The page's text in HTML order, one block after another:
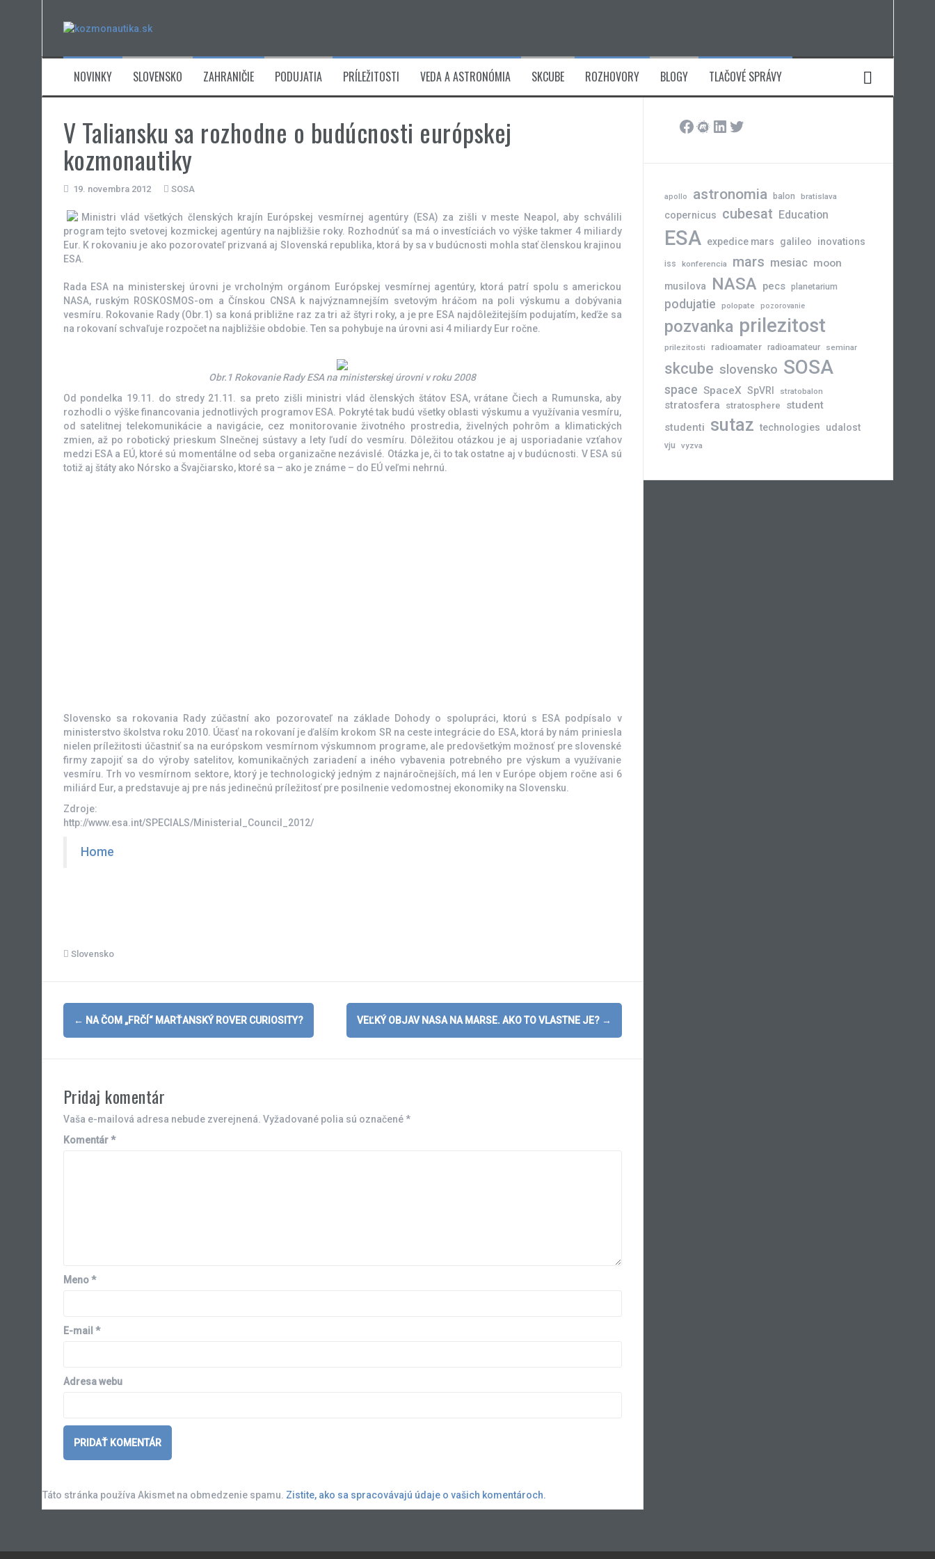
NOVINKY SLOVENSKO ZAHRANIČIE PODUJATIA PRÍLEŽITOSTI VEDA A ASTRONÓMIA SKCUBE ROZHOVORY BLOGY TLAČOVÉ SPRÁVY
V Taliansku sa rozhodne o budúcnosti európskej
kozmonautiky
19. novembra 2012 SOSA
Ministri vlád všetkých členských krajín Európskej vesmírnej agentúry (ESA) za zišli v meste Neapol, aby schválili
program tejto svetovej kozmickej agentúry na najbližšie roky. Rozhodnúť sa má o investíciách vo výške takmer 4 miliardy
Eur. K rokovaniu je ako pozorovateľ prizvaná aj Slovenská republika, ktorá by sa v budúcnosti mohla stať členskou krajinou
ESA.
Rada ESA na ministerskej úrovni je vrcholným orgánom Európskej vesmírnej agentúry, ktorá patrí spolu s americkou
NASA, ruským ROSKOSMOS-om a Čínskou CNSA k najvýznamnejším svetovým hráčom na poli výskumu a dobývania
vesmíru. Rokovanie Rady (Obr.1) sa koná približne raz za tri až štyri roky, a je pre ESA najdôležitejším podujatím, keďže sa
na rokovaní schvaľuje rozpočet na najbližšie obdobie. Ten sa pohybuje na úrovni asi 4 miliardy Eur ročne.
Obr.1 Rokovanie Rady ESA na ministerskej úrovni v roku 2008
Od pondelka 19.11. do stredy 21.11. sa preto zišli ministri vlád členských štátov ESA, vrátane Čiech a Rumunska, aby
rozhodli o výške financovania jednotlivých programov ESA. Pokryté tak budú všetky oblasti výskumu a využívania vesmíru,
od satelitnej telekomunikácie a navigácie, cez monitorovanie životného prostredia, živelných pohrôm a klimatických
zmien, až po robotický prieskum Slnečnej sústavy a lety ľudí do vesmíru. Dôležitou otázkou je aj usporiadanie vzťahov
medzi ESA a EÚ, ktoré sú momentálne od seba organizačne nezávislé. Otázka je, či to tak ostatne aj v budúcnosti. V ESA sú
totiž aj štáty ako Nórsko a Švajčiarsko, ktoré sa – ako je známe – do EÚ veľmi nehrnú.
Slovensko sa rokovania Rady zúčastní ako pozorovateľ na základe Dohody o spolupráci, ktorú s ESA podpísalo v
ministerstvo školstva roku 2010. Účasť na rokovaní je ďalším krokom SR na ceste integrácie do ESA, ktorá by nám priniesla
nielen príležitosti účastniť sa na európskom vesmírnom výskumnom programe, ale predovšetkým možnosť pre slovenské
firmy zapojiť sa do výroby satelitov, komunikačných zariadení a iného vybavenia potrebného pre výskum a využívanie
vesmíru. Trh vo vesmírnom sektore, ktorý je technologický jedným z najnáročnejších, má len v Európe objem ročne asi 6
miliárd Eur, a predstavuje aj pre nás jedinečnú príležitosť pre posilnenie vedomostnej ekonomiky na Slovensku.
Zdroje:
http://www.esa.int/SPECIALS/Ministerial_Council_2012/
Home
Slovensko
Post
navigation
← NA ČOM „FRČÍ“ MARŤANSKÝ ROVER CURIOSITY? VEĽKÝ OBJAV NASA NA MARSE. AKO TO VLASTNE JE? →
Pridaj komentár
Vaša e-mailová adresa nebude zverejnená. Vyžadované polia sú označené*
Komentár*
Meno*
E-mail *
Adresa webu
Táto stránka používa Akismet na obmedzenie spamu. Zistite, ako sa spracovávajú údaje o vašich komentároch.
Facebook
Meetup
LinkedIn
Twitter
apollo astronomia balon bratislava
copernicus cubesat Education
ESA expedice mars galileo inovations
iss konferencia mars mesiac moon
musilova NASA pecs planetarium
podujatie polopate pozorovanie
pozvanka prilezitost
prilezitosti radioamater radioamateur seminar
skcube slovensko SOSA
space SpaceX SpVRI stratobalon
stratosfera stratosphere
student
studenti sutaz technologies udalost
vju vyzva